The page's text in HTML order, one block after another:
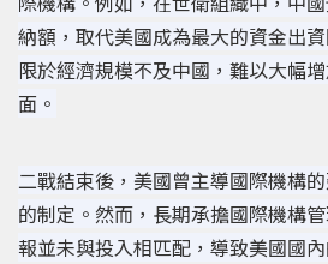
納額，取代美國成為最大的資金出
限於經濟規模不及中國，難以大幅
面。
二戰結束後，美國曾主導國際機構
的制定。然而，長期承擔國際機構
報並未與投入相匹配，導致美國國